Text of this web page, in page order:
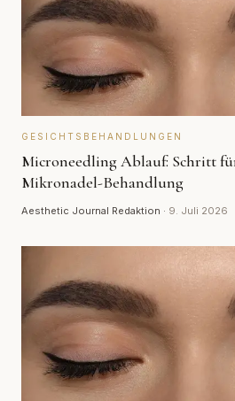
GESICHTSBEHANDLUNGEN
Microneedling Ablauf: Schritt
Mikronadel-Behandlung
Aesthetic Journal Redaktion · 9. Juli 2026